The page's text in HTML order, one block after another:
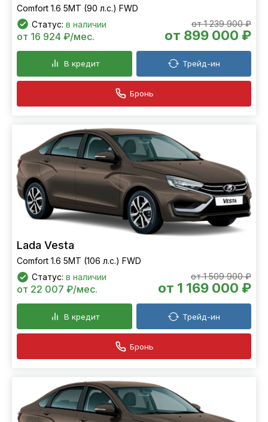
Comfort 1.6 5MT (90 л.с.) FWD
Статус: в наличии от 1 239 900 ₽
от 899 000 ₽
от 16 924 ₽/мес.
В кредит Трейд-ин
Бронь
Lada Vesta
Comfort 1.6 5MT (106 л.с.) FWD
Статус: в наличии от 1 509 900 ₽
от 1 169 000 ₽
от 22 007 ₽/мес.
В кредит Трейд-ин
Бронь